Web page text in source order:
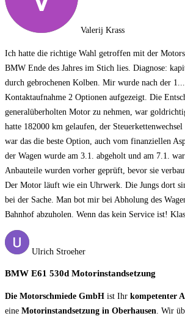
Valerij Krass
Ich hatte die richtige Wahl getroffen mit der
BMW Ende des Jahres im Stich lies. Diagnose:
durch gebrochenen Kolben. Mir wurde nach der 1.
Kontaktaufnahme 2 Optionen aufgezeigt. Die
generalüberholten Motor zu nehmen, war
hatte 182000 km gelaufen, der
war das die beste Option, auch vom finanziellen
der Wagen wurde am 3.1. abgeholt und am 7.1.
Anbauteile wurden vorher geprüft, bevor sie
Der Motor läuft wie ein Uhrwerk. Die Jungs dort
bei der Sache. Man bot mir bei Abholung des
Bahnhof abzuholen. Wenn das kein Service ist!
Ulrich Stroeher
BMW E61 530d Motorinstandsetzung
Die Motorschmiede GmbH ist Ihr kompetenter
eine Motorinstandsetzung in Oberhausen . Wir